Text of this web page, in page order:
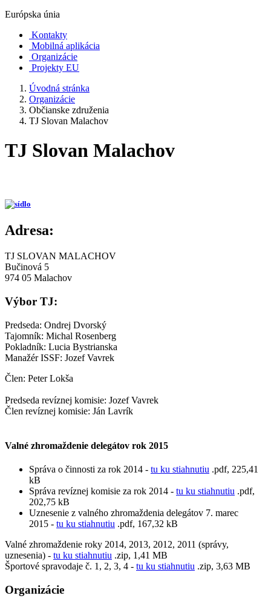
Európska únia
Kontakty
Mobilná aplikácia
Organizácie
Projekty EU
Úvodná stránka
Organizácie
Občianske združenia
TJ Slovan Malachov
TJ Slovan Malachov
Adresa:
TJ SLOVAN MALACHOV
Bučinová 5
974 05 Malachov
Výbor TJ:
Predseda: Ondrej Dvorský
Tajomník: Michal Rosenberg
Pokladník: Lucia Bystrianska
Manažér ISSF: Jozef Vavrek
Člen: Peter Lokša
Predseda revíznej komisie: Jozef Vavrek
Člen revíznej komisie: Ján Lavrík
Valné zhromaždenie delegátov rok 2015
Správa o činnosti za rok 2014 - tu ku stiahnutiu .pdf, 225,41
kB
Správa revíznej komisie za rok 2014 - tu ku stiahnutiu .pdf,
202,75 kB
Uznesenie z valného zhromaždenia delegátov 7. marec
2015 - tu ku stiahnutiu .pdf, 167,32 kB
Valné zhromaždenie roky 2014, 2013, 2012, 2011 (správy,
uznesenia) - tu ku stiahnutiu .zip, 1,41 MB
Športové spravodaje č. 1, 2, 3, 4 - tu ku stiahnutiu .zip, 3,63 MB
Organizácie